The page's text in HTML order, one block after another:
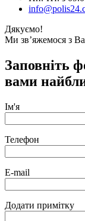
Дякуємо!
Ми зв’яжемося з
Заповніть
вами
Ім'я
Телефон
E-mail
Додати примітку